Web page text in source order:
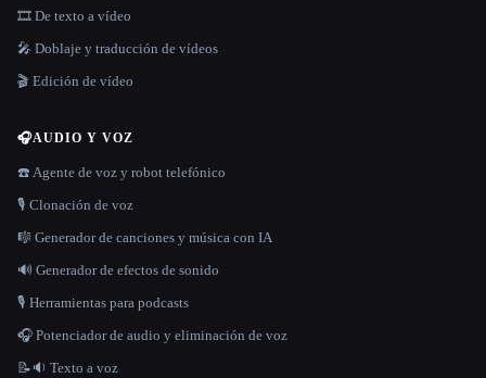
🎞️ De texto a vídeo
🎤 Doblaje y traducción de vídeos
🎬 Edición de vídeo
🎧AUDIO Y VOZ
☎️ Agente de voz y robot telefónico
🎙️ Clonación de voz
🎼 Generador de canciones y música con IA
🔊 Generador de efectos de sonido
🎙️ Herramientas para podcasts
🎧 Potenciador de audio y eliminación de voz
📝🔉 Texto a voz